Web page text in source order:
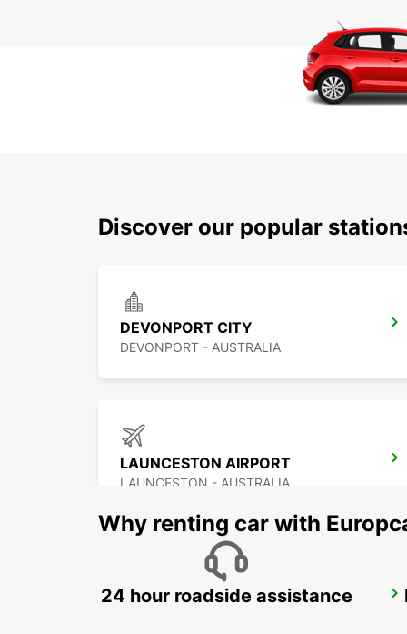
Discover our popular
DEVONPORT CITY
DEVONPORT - AUSTRALIA
LAUNCESTON AIRPORT
LAUNCESTON - AUSTRALIA
MELBOURNE FRANKSTON
Why renting car with
24 hour roadside assistance